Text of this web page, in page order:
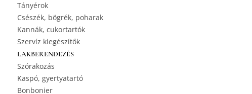
Tányérok
Csészék, bögrék, poharak
Kannák, cukortartók
Szervíz kiegészítők
LAKBERENDEZÉS
Szórakozás
Kaspó, gyertyatartó
Bonbonier